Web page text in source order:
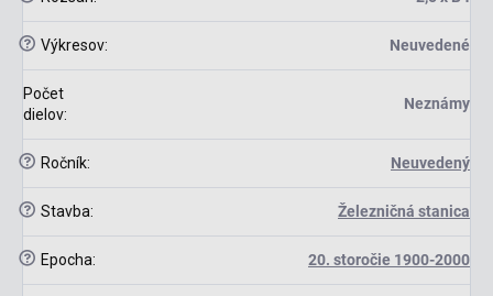
? Výkresov: Neuvedené
Počet
dielov:
Neznámy
? Ročník: Neuvedený
? Stavba: Železničná stanica
? Epocha: 20. storočie 1900-2000